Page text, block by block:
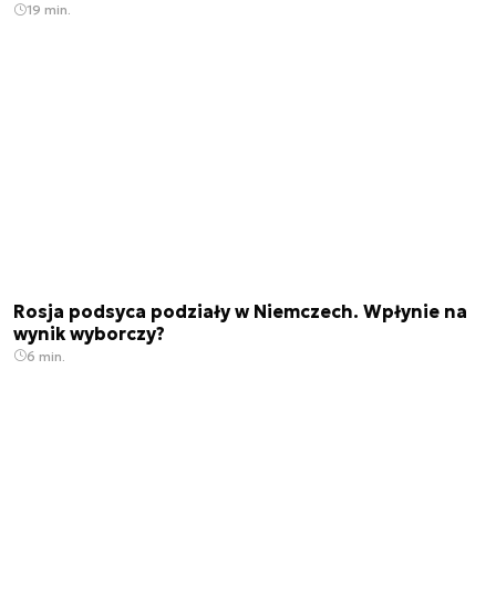
19 min.
Rosja podsyca podziały w Niemczech. Wpłynie na
wynik wyborczy?
6 min.